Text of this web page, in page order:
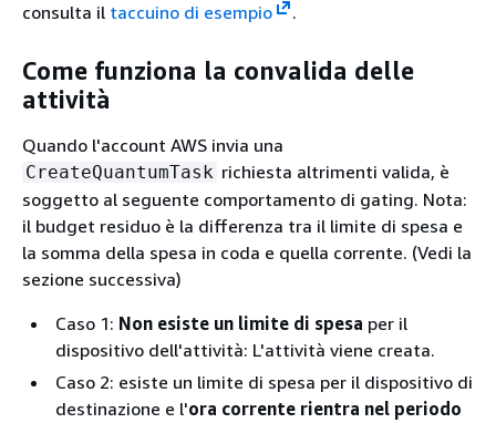
consulta il taccuino di esempio .
Come funziona la convalida delle
attività
Quando l'account AWS invia una
CreateQuantumTask richiesta altrimenti valida, è
soggetto al seguente comportamento di gating. Nota:
il budget residuo è la differenza tra il limite di spesa e
la somma della spesa in coda e quella corrente. (Vedi la
sezione successiva)
Caso 1: Non esiste un limite di spesa per il
dispositivo dell'attività: L'attività viene creata.
Caso 2: esiste un limite di spesa per il dispositivo di
destinazione e l'ora corrente rientra nel periodo